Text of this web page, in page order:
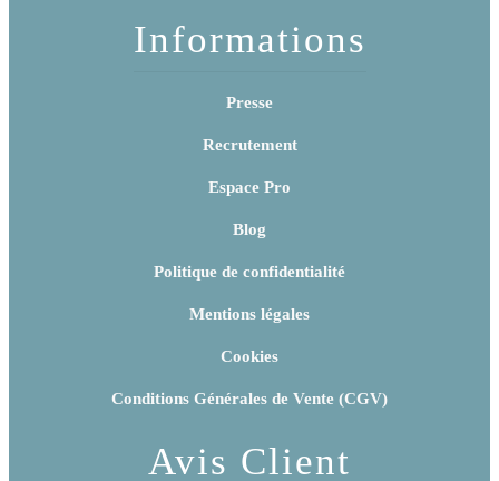
Informations
Presse
Recrutement
Espace Pro
Blog
Politique de confidentialité
Mentions légales
Cookies
Conditions Générales de Vente (CGV)
Avis Client